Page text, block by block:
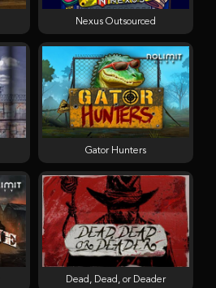
Dead, Dead, or Deader
Nexus Outsourced
Gator Hunters